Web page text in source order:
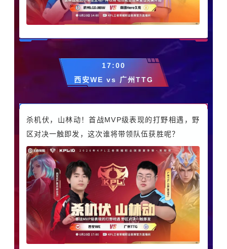
17:00
西安WE vs 广州TTG
杀机伏，山林动！首战MVP级表现的打野相遇，野
区对决一触即发，这次谁将带领队伍获胜呢？